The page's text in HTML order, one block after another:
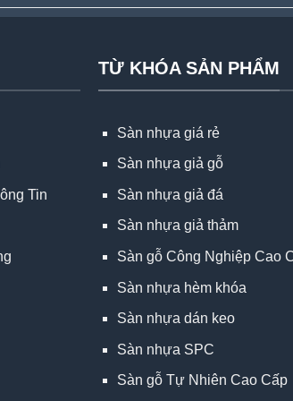
Tin
TỪ KHÓA SẢN PHẨM
Sàn nhựa giá rẻ
Sàn nhựa giả gỗ
Sàn nhựa giả đá
Sàn nhựa giả thảm
Sàn gỗ Công Nghiệp Cao
Sàn nhựa hèm khóa
Sàn nhựa dán keo
Sàn nhựa SPC
Sàn gỗ Tự Nhiên Cao Cấp